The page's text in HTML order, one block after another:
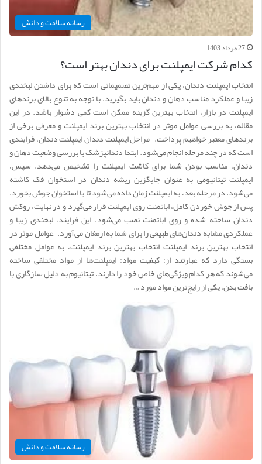
رسانه سلامت و دانش
27 مرداد 1403
کدام شرکت ایمپلنت برای دندان بهتر است؟
انتخاب ایمپلنت دندان، یکی از مهم‌ترین تصمیماتی است که برای داشتن لبخندی
زیبا و عملکرد مناسب دهان و دندان باید بگیرید. با توجه به تنوع بالای برندهای
ایمپلنت در بازار، انتخاب بهترین گزینه ممکن است کمی دشوار باشد. در این
مقاله، به بررسی عوامل موثر در انتخاب بهترین برند ایمپلنت و معرفی برخی از
برندهای معتبر خواهیم پرداخت. مراحل ایمپلنت دندان ایمپلنت دندان، فرایندی
است که در چند مرحله انجام می‌شود. ابتدا دندانپزشک با بررسی وضعیت دهان و
دندان، مناسب بودن شما برای کاشت ایمپلنت را تشخیص می‌دهد. سپس،
ایمپلنت تیتانیومی به عنوان جایگزین ریشه دندان در استخوان فک کاشته
می‌شود. در مرحله بعد، به ایمپلنت زمان داده می‌شود تا با استخوان جوش بخورد.
پس از جوش خوردن کامل، اباتمنت روی ایمپلنت قرار می‌گیرد و در نهایت، روکش
دندان ساخته شده و روی اباتمنت نصب می‌شود. این فرایند، لبخندی زیبا و
عملکردی مشابه دندان‌های طبیعی را برای شما به ارمغان می‌آورد. عوامل موثر در
انتخاب بهترین برند ایمپلنت انتخاب بهترین برند ایمپلنت، به عوامل مختلفی
بستگی دارد که عبارتند از: کیفیت مواد: ایمپلنت‌ها از مواد مختلفی ساخته
می‌شوند که هر کدام ویژگی‌های خاص خود را دارند. تیتانیوم به دلیل سازگاری با
بافت بدن، یکی از رایج‌ترین مواد مورد …
رسانه سلامت و دانش